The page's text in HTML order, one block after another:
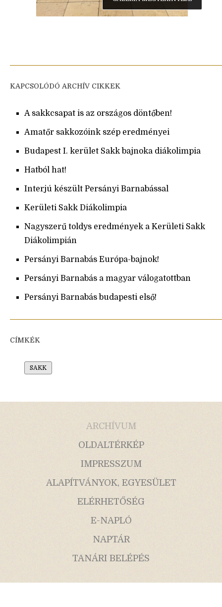
KAPCSOLÓDÓ ARCHÍV CIKKEK
A sakkcsapat is az országos döntőben!
Amatőr sakkozóink szép eredményei
Budapest I. kerület Sakk bajnoka diákolimpia
Hatból hat!
Interjú készült Persányi Barnabással
Kerületi Sakk Diákolimpia
Nagyszerű toldys eredmények a Kerületi Sakk
Diákolimpián
Persányi Barnabás Európa-bajnok!
Persányi Barnabás a magyar válogatottban
Persányi Barnabás budapesti első!
CÍMKÉK
SAKK
ARCHÍVUM
OLDALTÉRKÉP
IMPRESSZUM
ALAPÍTVÁNYOK, EGYESÜLET
ELÉRHETŐSÉG
E-NAPLÓ
NAPTÁR
TANÁRI BELÉPÉS